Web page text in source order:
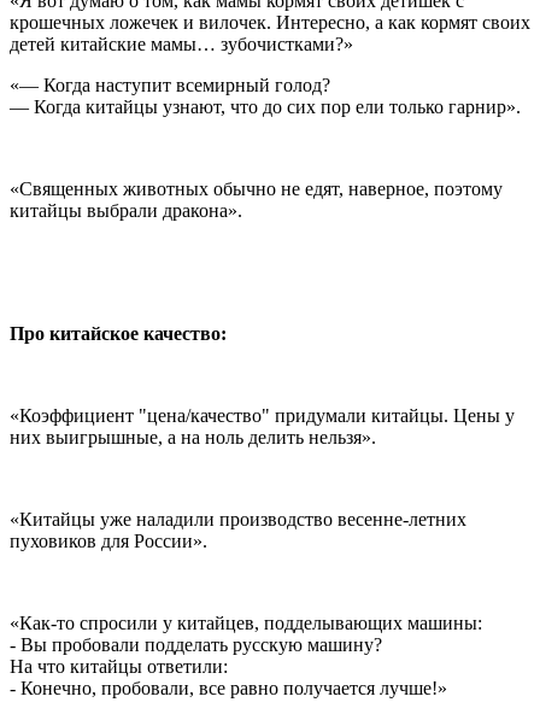
крошечных ложечек и вилочек. Интересно, а как кормят своих
детей китайские мамы… зубочистками?»
«— Когда наступит всемирный голод?
— Когда китайцы узнают, что до сих пор ели только гарнир».
«Священных животных обычно не едят, наверное, поэтому
китайцы выбрали дракона».
Про китайское качество:
«Коэффициент "цена/качество" придумали китайцы. Цены у
них выигрышные, а на ноль делить нельзя».
«Китайцы уже наладили производство весенне-летних
пуховиков для России».
«Как-то спросили у китайцев, подделывающих машины:
- Вы пробовали подделать русскую машину?
На что китайцы ответили:
- Конечно, пробовали, все равно получается лучше!»